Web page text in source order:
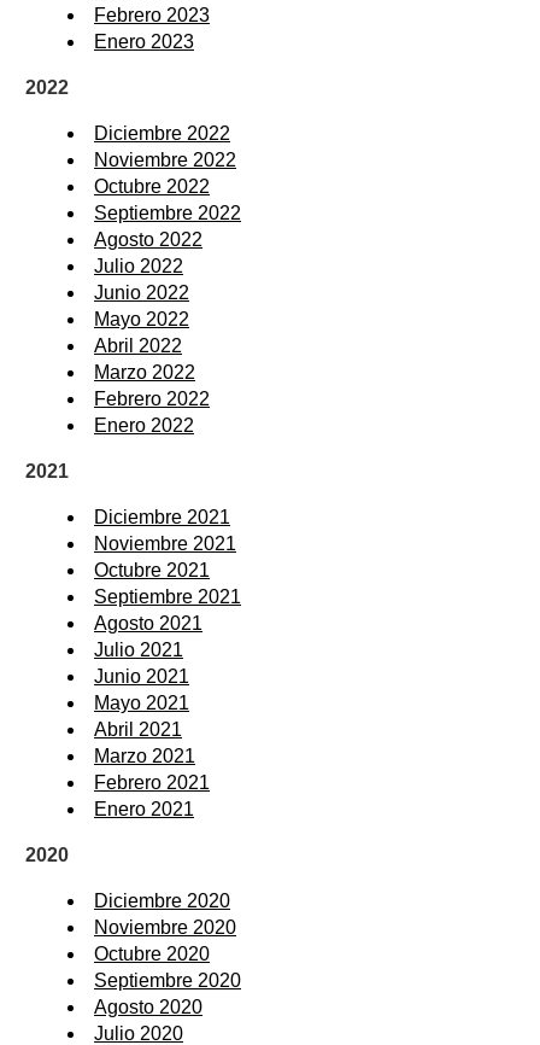
Febrero 2023
Enero 2023
2022
Diciembre 2022
Noviembre 2022
Octubre 2022
Septiembre 2022
Agosto 2022
Julio 2022
Junio 2022
Mayo 2022
Abril 2022
Marzo 2022
Febrero 2022
Enero 2022
2021
Diciembre 2021
Noviembre 2021
Octubre 2021
Septiembre 2021
Agosto 2021
Julio 2021
Junio 2021
Mayo 2021
Abril 2021
Marzo 2021
Febrero 2021
Enero 2021
2020
Diciembre 2020
Noviembre 2020
Octubre 2020
Septiembre 2020
Agosto 2020
Julio 2020